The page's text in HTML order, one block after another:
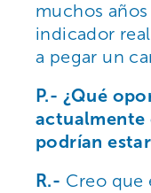
muchos
indicador
a pegar un
P.- ¿Qué
actualmente
podrían
R.- Creo que